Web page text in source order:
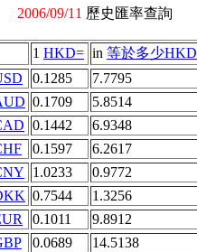
2006/09/11 歷史匯率查詢
1 HKD= in 等於多少HKD
0.1285
7.7795
0.1709
5.8514
0.1442
6.9348
0.1597
6.2617
1.0233
0.9772
0.7544
1.3256
0.1011
9.8912
0.0689
14.5138